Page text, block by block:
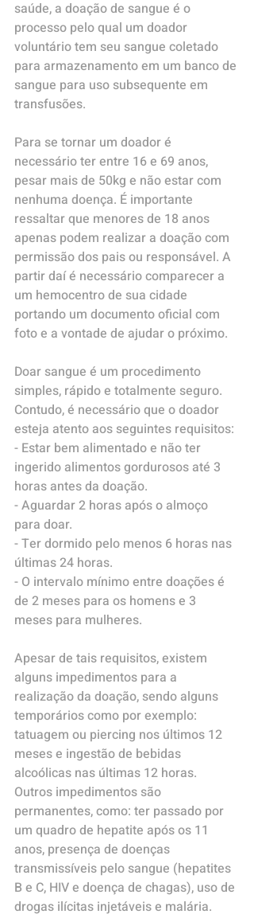
saúde, a doação de sangue é o
processo pelo qual um doador
voluntário tem seu sangue coletado
para armazenamento em um banco de
sangue para uso subsequente em
transfusões.
Para se tornar um doador é
necessário ter entre 16 e 69 anos,
pesar mais de 50kg e não estar com
nenhuma doença. É importante
ressaltar que menores de 18 anos
apenas podem realizar a doação com
permissão dos pais ou responsável. A
partir daí é necessário comparecer a
um hemocentro de sua cidade
portando um documento oficial com
foto e a vontade de ajudar o próximo.
Doar sangue é um procedimento
simples, rápido e totalmente seguro.
Contudo, é necessário que o doador
esteja atento aos seguintes requisitos:
- Estar bem alimentado e não ter
ingerido alimentos gordurosos até 3
horas antes da doação.
- Aguardar 2 horas após o almoço
para doar.
- Ter dormido pelo menos 6 horas nas
últimas 24 horas.
- O intervalo mínimo entre doações é
de 2 meses para os homens e 3
meses para mulheres.
Apesar de tais requisitos, existem
alguns impedimentos para a
realização da doação, sendo alguns
temporários como por exemplo:
tatuagem ou piercing nos últimos 12
meses e ingestão de bebidas
alcoólicas nas últimas 12 horas.
Outros impedimentos são
permanentes, como: ter passado por
um quadro de hepatite após os 11
anos, presença de doenças
transmissíveis pelo sangue (hepatites
B e C, HIV e doença de chagas), uso de
drogas ilícitas injetáveis e malária.